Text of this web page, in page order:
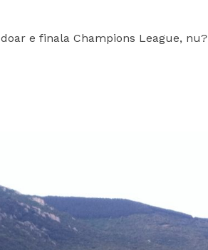
e finala Champions League, nu?